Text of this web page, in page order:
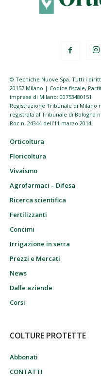
© Tecniche Nuove Spa. Tutti i
20157 Milano | Codice fiscale,
imprese di Milano: 00753480151
Registrazione Tribunale di Milano
registrata al Tribunale di Bologna
Roc n. 24344 dell’11 marzo 2014
Orticoltura
Floricoltura
Vivaismo
Agrofarmaci – Difesa
Ricerca scientifica
Fertilizzanti
Concimi
Irrigazione in serra
Prezzi e Mercati
News
Dalle aziende
Corsi
COLTURE PROTETTE
Abbonati
CONTATTI